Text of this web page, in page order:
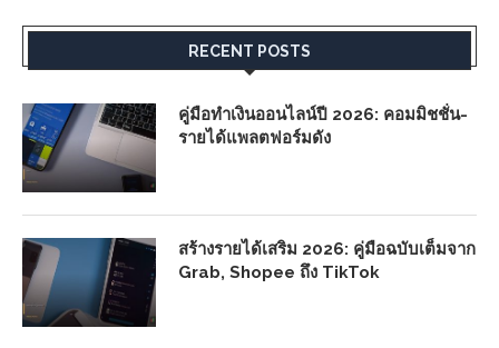
RECENT POSTS
คู่มือทำเงินออนไลน์ปี 2026: คอมมิชชั่น-
รายได้แพลตฟอร์มดัง
สร้างรายได้เสริม 2026: คู่มือฉบับเต็มจาก
Grab, Shopee ถึง TikTok